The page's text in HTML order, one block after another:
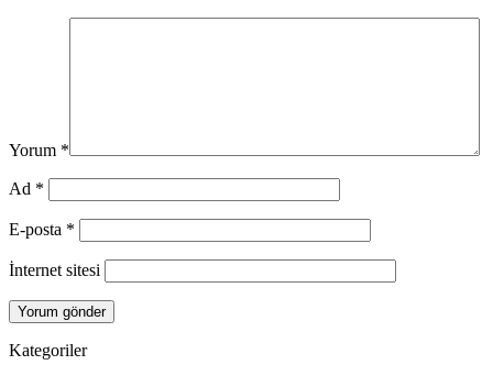
Yorum *
Ad *
E-posta *
İnternet sitesi
Kategoriler